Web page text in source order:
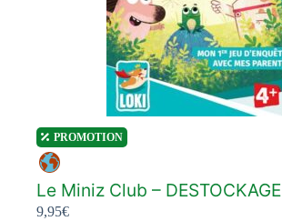
PROMOTION
Le Miniz Club – DESTOCKAGE
9,95€